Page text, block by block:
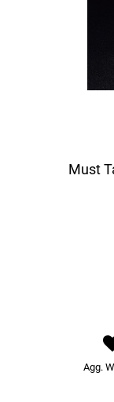
Must
Agg.